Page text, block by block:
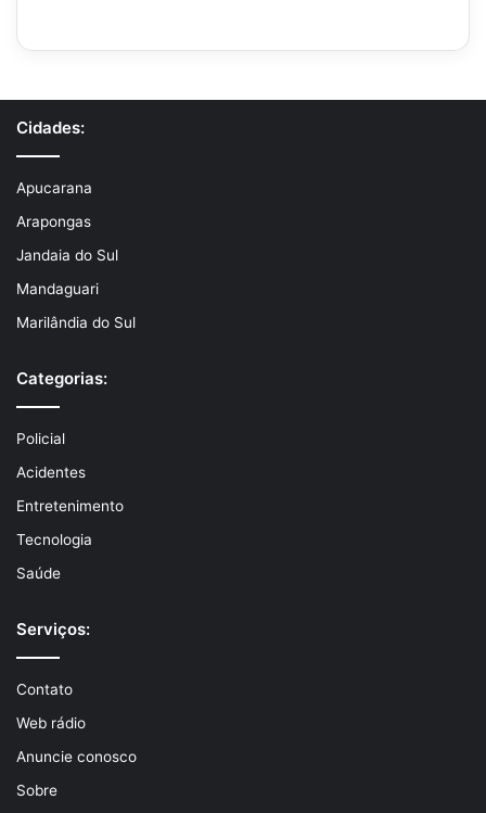
Cidades:
Apucarana
Arapongas
Jandaia do Sul
Mandaguari
Marilândia do Sul
Categorias:
Policial
Acidentes
Entretenimento
Tecnologia
Saúde
Serviços:
Contato
Web rádio
Anuncie conosco
Sobre